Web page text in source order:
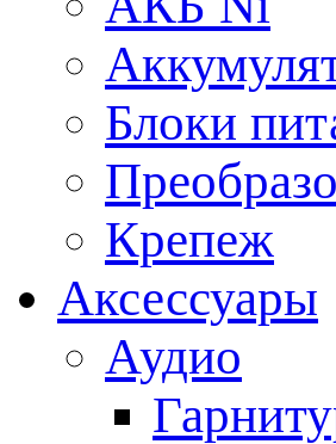
Блоки
Крепеж
Аксессуары
Аудио